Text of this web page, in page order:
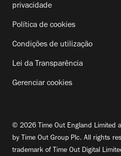
privacidade
Política de cookies
Condições de utilização
Lei da Transparência
Gerenciar cookies
© 2026 Time Out England Limited
by Time Out Group Plc. All rights
trademark of Time Out Digital